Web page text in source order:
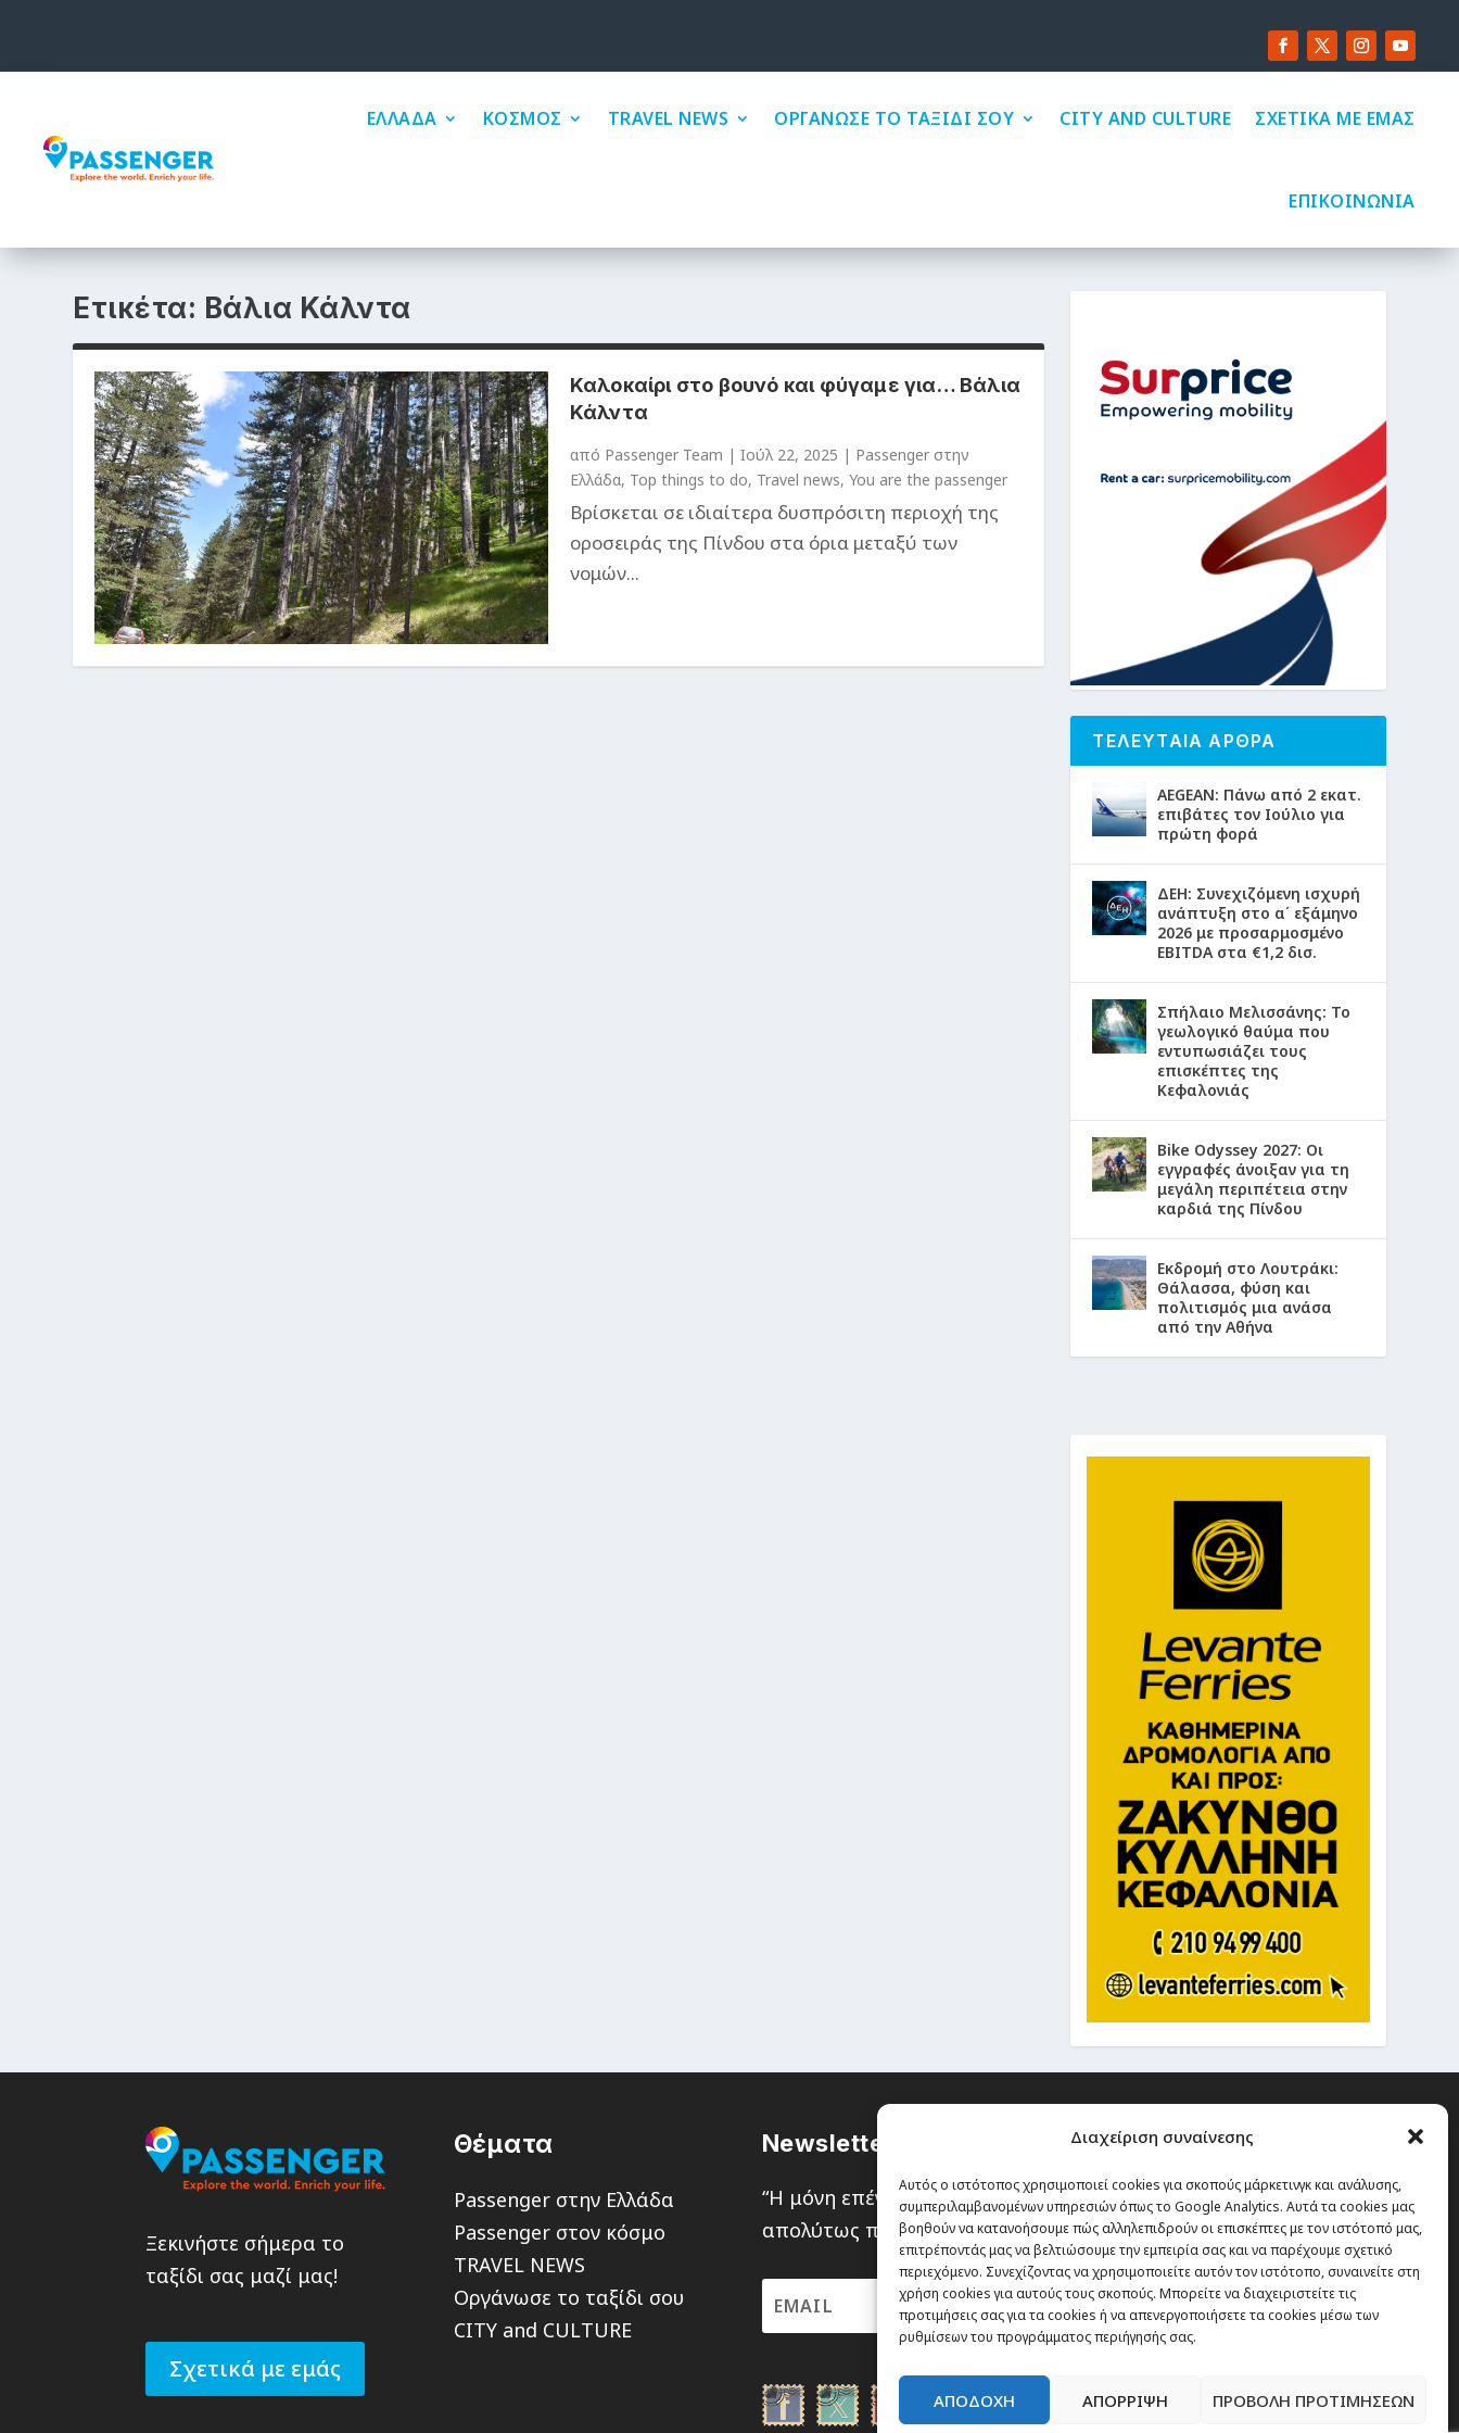
Διαχείριση συναίνεσης
Αυτός ο ιστότοπος χρησιμοποιεί cookies για σκοπούς μάρκετινγκ και ανάλυσης,
συμπεριλαμβανομένων υπηρεσιών όπως το Google Analytics. Αυτά τα cookies μας
βοηθούν να κατανοήσουμε πώς αλληλεπιδρούν οι επισκέπτες με τον ιστότοπό μας,
επιτρέποντάς μας να βελτιώσουμε την εμπειρία σας και να παρέχουμε σχετικό
περιεχόμενο. Συνεχίζοντας να χρησιμοποιείτε αυτόν τον ιστότοπο, συναινείτε στη
χρήση cookies για αυτούς τους σκοπούς. Μπορείτε να διαχειριστείτε τις
προτιμήσεις σας για τα cookies ή να απενεργοποιήσετε τα cookies μέσω των
ρυθμίσεων του προγράμματος περιήγησής σας.
ΑΠΟΔΟΧΗ ΑΠΟΡΡΙΨΗ ΠΡΟΒΟΛΗ ΠΡΟΤΙΜΗΣΕΩΝ
ΕΛΛΑΔΑ ΚΟΣΜΟΣ TRAVEL NEWS ΟΡΓΑΝΩΣΕ ΤΟ ΤΑΞΙΔΙ ΣΟΥ CITY AND CULTURE ΣΧΕΤΙΚΑ ΜΕ ΕΜΑΣ
ΕΠΙΚΟΙΝΩΝΙΑ
Ετικέτα: Βάλια Κάλντα
Καλοκαίρι στο βουνό και φύγαμε για… Βάλια
Κάλντα
από Passenger Team | Ιούλ 22, 2025 | Passenger στην
Ελλάδα, Top things to do, Travel news, You are the passenger
Βρίσκεται σε ιδιαίτερα δυσπρόσιτη περιοχή της
οροσειράς της Πίνδου στα όρια μεταξύ των
νομών...
ΤΕΛΕΥΤΑΙΑ ΑΡΘΡΑ
AEGEAN: Πάνω από 2 εκατ.
επιβάτες τον Ιούλιο για
πρώτη φορά
ΔΕΗ: Συνεχιζόμενη ισχυρή
ανάπτυξη στο α΄ εξάμηνο
2026 με προσαρμοσμένο
EBITDA στα €1,2 δισ.
Σπήλαιο Μελισσάνης: Το
γεωλογικό θαύμα που
εντυπωσιάζει τους
επισκέπτες της
Κεφαλονιάς
Bike Odyssey 2027: Οι
εγγραφές άνοιξαν για τη
μεγάλη περιπέτεια στην
καρδιά της Πίνδου
Εκδρομή στο Λουτράκι:
Θάλασσα, φύση και
πολιτισμός μια ανάσα
από την Αθήνα
Ξεκινήστε σήμερα το
ταξίδι σας μαζί μας!
Σχετικά με εμάς
Θέματα
Passenger στην Ελλάδα
Passenger στον κόσμο
TRAVEL NEWS
Οργάνωσε το ταξίδι σου
CITY and CULTURE
Newsletter
“H μόνη επένδυση από την οποία δεν έχεις καμία
απολύτως πιθανότητα να χάσεις, είναι τα ταξίδια.”
Εγγραφή